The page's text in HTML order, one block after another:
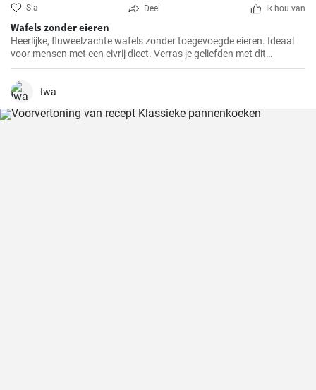
Sla Deel Ik hou van
Wafels zonder eieren
Heerlijke, fluweelzachte wafels zonder toegevoegde eieren. Ideaal
voor mensen met een eivrij dieet. Verras je geliefden met dit
prachtige alternatief voor traditionele wafels.
Iwa